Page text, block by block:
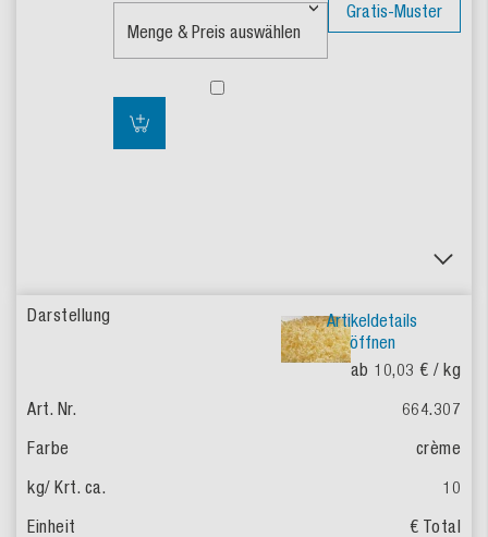
Gratis-Muster
Artikeldetails
öffnen
ab 10,03 € / kg
664.307
crème
10
€ Total